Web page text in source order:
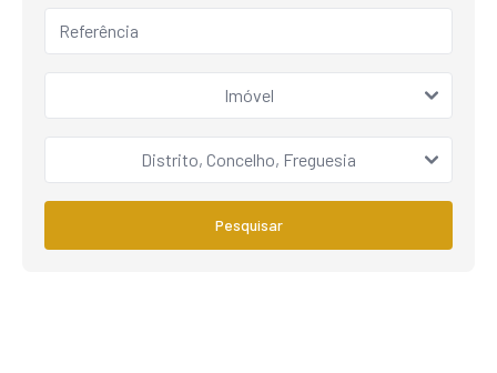
Imóvel
Distrito, Concelho, Freguesia
Pesquisar